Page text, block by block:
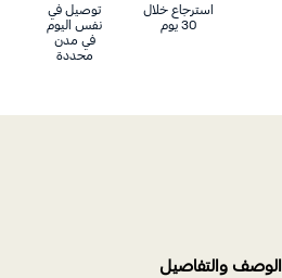
استرجاع خلال
30 يوم
توصيل في
نفس اليوم
في مدن
محددة
الوصف والتفاصيل